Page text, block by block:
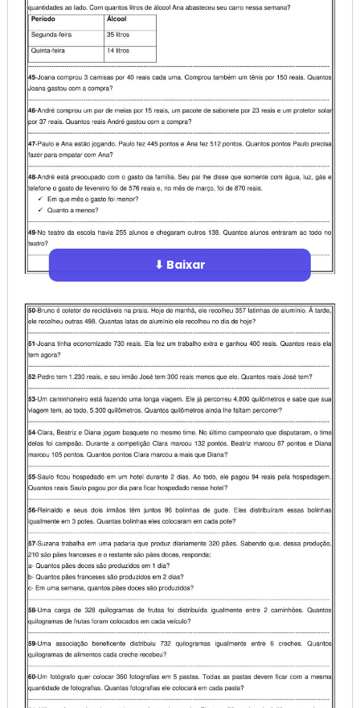
⬇ Baixar